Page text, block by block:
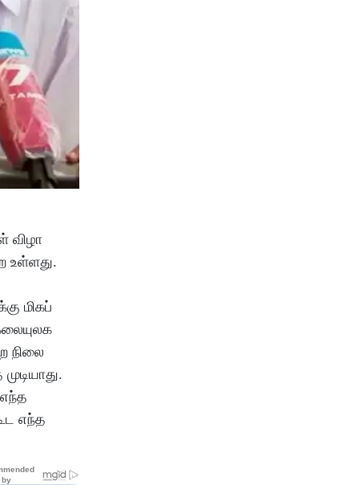
விழா
உள்ளது.
மிகப்
நிலை
எந்த